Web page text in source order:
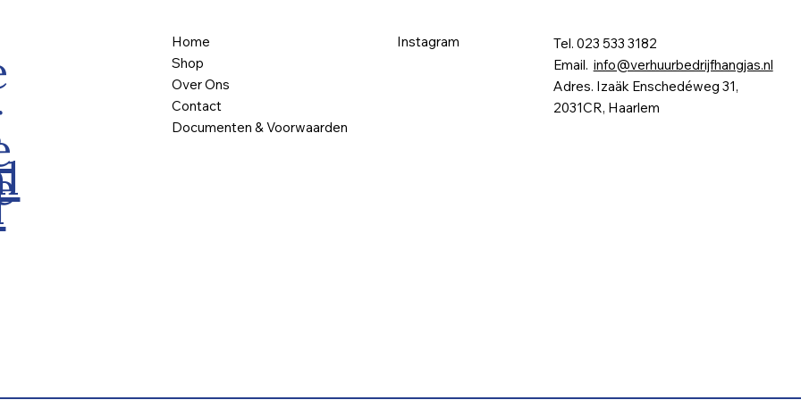
Home
Shop
Over Ons
Contact
Documenten & Voorwaarden
Instagram
Tel. 023 533 3182
Email. info@verhuurbedrijfhangjas.nl
Adres. Izaäk Enschedéweg 31,
2031CR, Haarlem